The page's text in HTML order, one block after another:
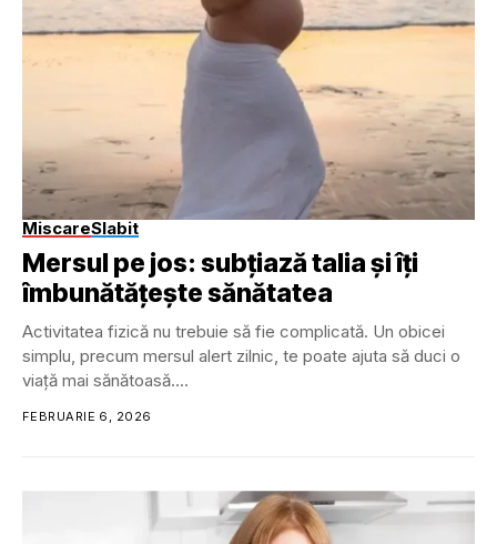
MiscareSlabit
Mersul pe jos: subțiază talia și îți
îmbunătățește sănătatea
Activitatea fizică nu trebuie să fie complicată. Un obicei
simplu, precum mersul alert zilnic, te poate ajuta să duci o
viață mai sănătoasă....
FEBRUARIE 6, 2026